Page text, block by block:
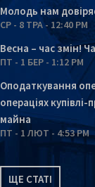
Молодь нам
СР - 8 ТРА - 12:40 PM
Весна – час змін!
ПТ - 1 БЕР - 1:12 PM
Оподаткування
операціях
майна
ПТ - 1 ЛЮТ - 4:53 PM
ЩЕ СТАТІ